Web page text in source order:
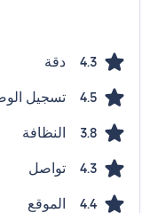
4.3 دقة
4.5 تسجيل
3.8 النظافة
4.3 تواصل
4.4 الموقع